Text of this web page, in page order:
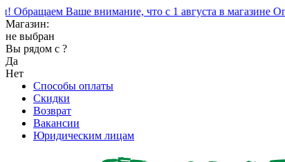
Ваше внимание, что с 1 августа в магазине
Магазин:
не выбран
Вы рядом с ?
Да
Нет
Способы оплаты
Скидки
Возврат
Вакансии
Юридическим лицам